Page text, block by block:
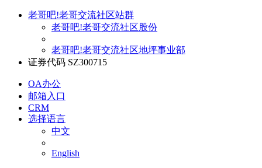
老哥吧!老哥交流社区站群
老哥吧!老哥交流社区股份
老哥吧!老哥交流社区地坪事业部
证券代码 SZ300715
OA办公
邮箱入口
CRM
选择语言
中文
English